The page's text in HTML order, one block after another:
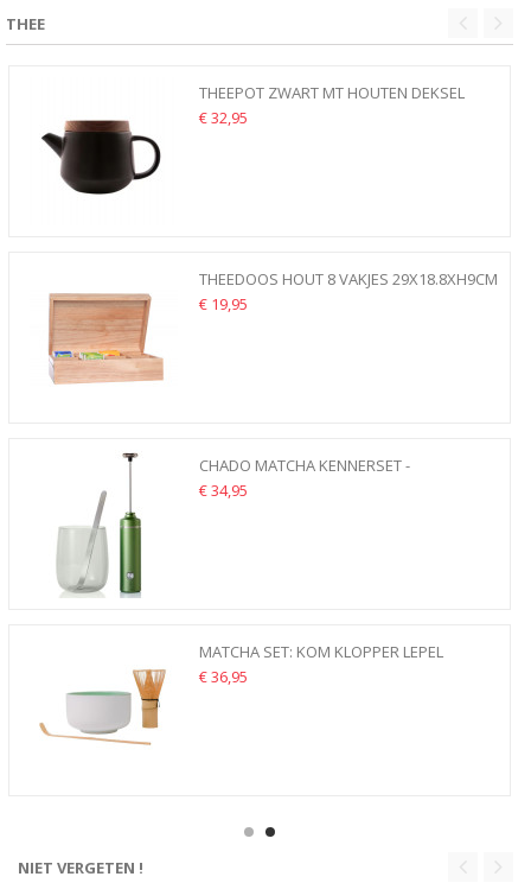
THEE
THEEPOT ZWART MT HOUTEN DEKSEL
600ML POINT VIRGULE AARDEWERK
€ 32,95
THEEDOOS HOUT 8 VAKJES 29X18.8XH9CM
€ 19,95
CHADO MATCHA KENNERSET -
MELKOPSCHUIMER OPLAADBAAR -...
€ 34,95
MATCHA SET: KOM KLOPPER LEPEL
€ 36,95
NIET VERGETEN !